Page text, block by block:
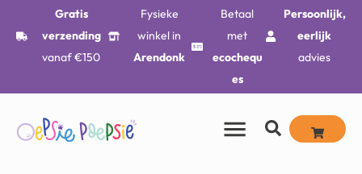
Gratis
verzending
vanaf €150
Fysieke
winkel in
Arendonk
Betaal
met
ecochequ
es
Persoonlijk,
eerlijk
advies